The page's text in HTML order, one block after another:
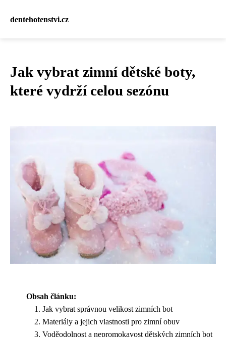
dentehotenstvi.cz
Jak vybrat zimní dětské boty,
které vydrží celou sezónu
Obsah článku:
Jak vybrat správnou velikost zimních bot
Materiály a jejich vlastnosti pro zimní obuv
Voděodolnost a nepromokavost dětských zimních bot